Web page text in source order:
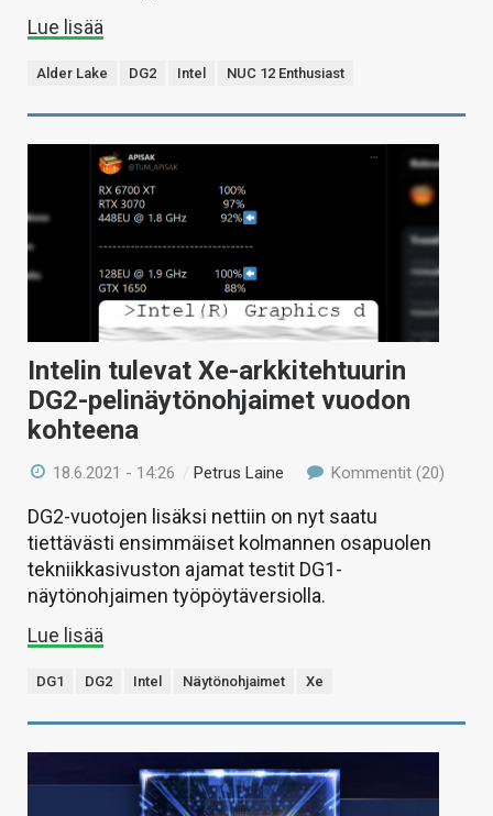
Lue lisää
Alder Lake DG2 Intel NUC 12 Enthusiast
Intelin tulevat Xe-arkkitehtuurin
DG2-pelinäytönohjaimet vuodon
kohteena
18.6.2021 - 14:26 /Petrus Laine Kommentit (20)
DG2-vuotojen lisäksi nettiin on nyt saatu
tiettävästi ensimmäiset kolmannen osapuolen
tekniikkasivuston ajamat testit DG1-
näytönohjaimen työpöytäversiolla.
Lue lisää
DG1 DG2 Intel Näytönohjaimet Xe